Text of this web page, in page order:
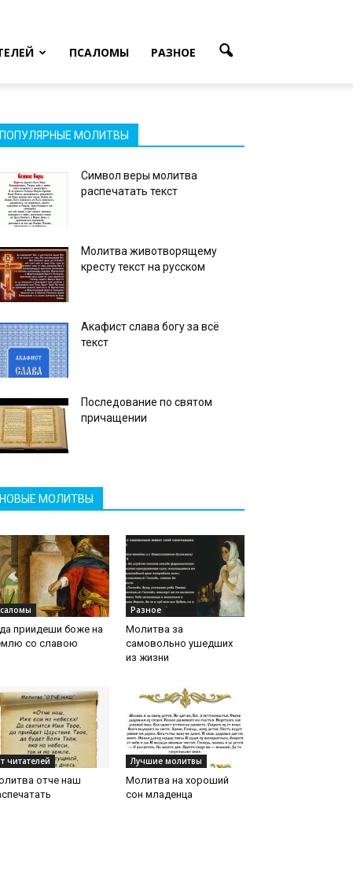
ПСАЛОМЫ РАЗНОЕ
ПОПУЛЯРНЫЕ МОЛИТВЫ
Символ веры молитва
распечатать текст
Молитва животворящему
кресту текст на русском
Акафист слава богу за всё
текст
Последование по святом
причащении
НОВЫЕ МОЛИТВЫ
приидеши боже на
со славою
Разное
Молитва за
самовольно ушедших
из жизни
читателей
отче наш
Лучшие молитвы
Молитва на хороший
сон младенца